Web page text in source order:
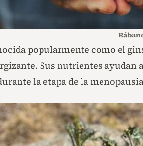
popularmente como el
Sus nutrientes
la etapa de la